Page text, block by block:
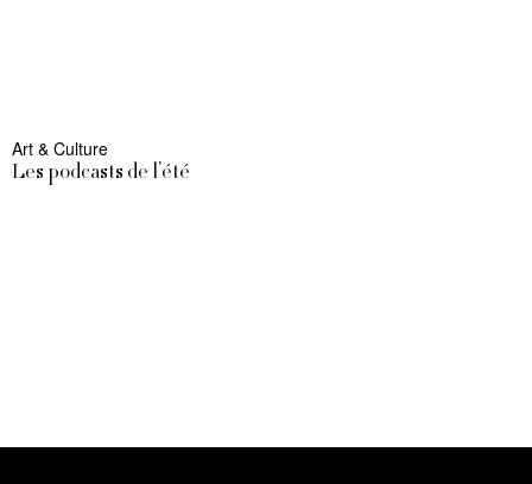
Art & Culture
Les podcasts de l’été